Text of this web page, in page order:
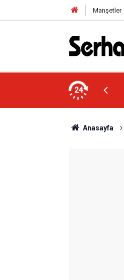
Manşetler
24
Akımına Nebevî Uyarı:
Anasayfa